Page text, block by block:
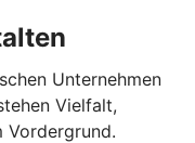
Unternehmen
Vielfalt,
Vordergrund.